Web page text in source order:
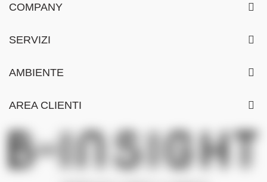
COMPANY
SERVIZI
AMBIENTE
AREA CLIENTI